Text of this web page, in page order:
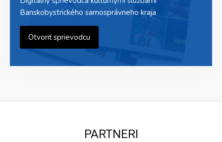
Banskobystrického samosprávneho kraja
Otvoriť sprievodcu
PARTNERI